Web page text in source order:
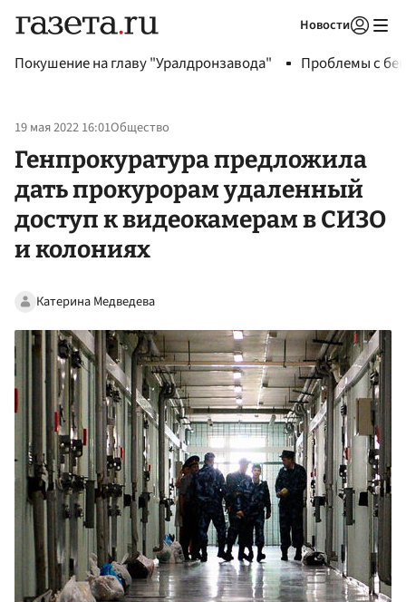
Новости
Покушение на главу "Уралдронзавода" Проблемы с
19 мая 2022 16:01Общество
Генпрокуратура предложила
дать прокурорам удаленный
доступ к видеокамерам в СИЗО
и колониях
Катерина Медведева